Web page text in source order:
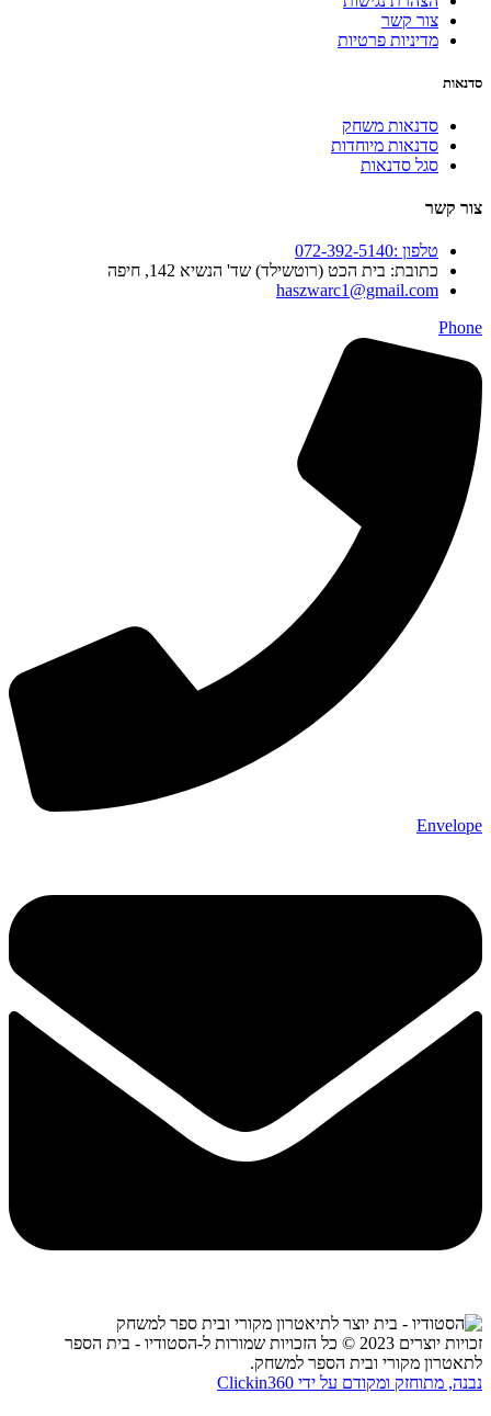
צור קשר
מדיניות פרטיות
סדנאות
סדנאות משחק
סדנאות מיוחדות
סגל סדנאות
צור קשר
טלפון :072-392-5140
כתובת: בית הכט (רוטשילד) שד' הנשיא 142, חיפה
haszwarc1@gmail.com
Phone
Envelope
זכויות יוצרים 2023 © כל הזכויות שמורות ל-הסטודיו - בית הספר
לתאטרון מקורי ובית הספר למשחק.
נבנה, מתוחזק ומקודם על ידי Clickin360